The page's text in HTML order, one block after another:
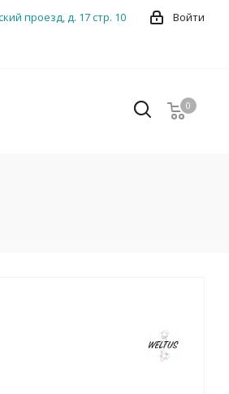
Войти
проезд, д. 17 стр. 10
0
0